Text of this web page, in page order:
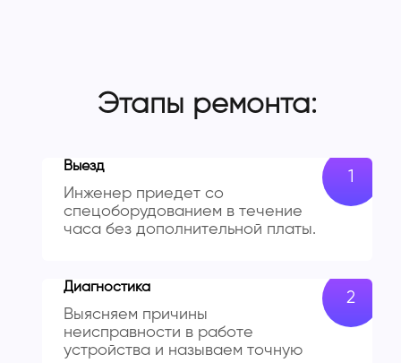
Этапы ремонта:
Выезд
Инженер приедет со
спецоборудованием в течение
часа без дополнительной платы.
Диагностика
Выясняем причины
неисправности в работе
устройства и называем точную